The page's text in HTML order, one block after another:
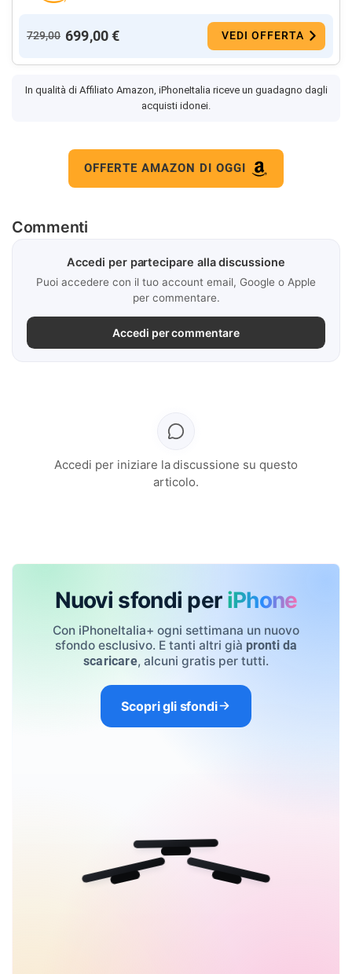
729,00 699,00 € VEDI OFFERTA
In qualità di Affiliato Amazon, iPhoneItalia riceve un guadagno dagli
acquisti idonei.
OFFERTE AMAZON DI OGGI
Commenti
Accedi per partecipare alla discussione
Puoi accedere con il tuo account email, Google o Apple
per commentare.
Accedi per commentare
Accedi per iniziare la discussione su questo
articolo.
Nuovi sfondi per iPhone
Con iPhoneItalia+ ogni settimana un nuovo
sfondo esclusivo. E tanti altri già pronti da
scaricare, alcuni gratis per tutti.
Scopri gli sfondi